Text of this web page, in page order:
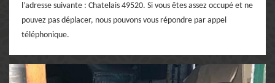
l’adresse suivante : Chatelais 49520. Si vous êtes assez occupé et ne
pouvez pas déplacer, nous pouvons vous répondre par appel
téléphonique.